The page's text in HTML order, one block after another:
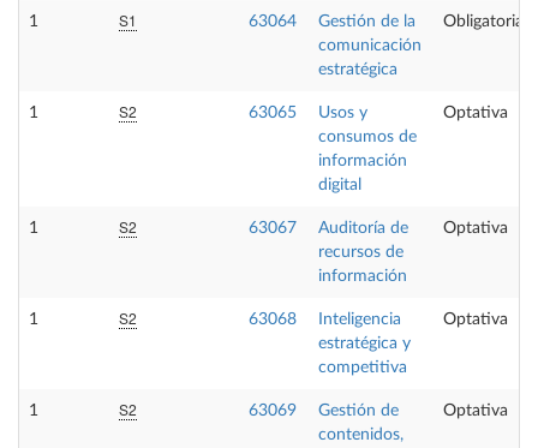
1 S1 63064
Gestión de la
comunicación
estratégica
Obligatoria
1 S2 63065
Usos y
consumos de
información
digital
Optativa
1 S2 63067
Auditoría de
recursos de
información
Optativa
1 S2 63068
Inteligencia
estratégica y
competitiva
Optativa
1 S2 63069
Gestión de
contenidos,
Optativa